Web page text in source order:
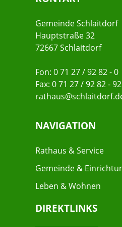
Gemeinde Schlaitdorf
Hauptstraße 32
72667 Schlaitdorf
Fon: 0 71 27 / 92 82 - 0
Fax: 0 71 27 / 92 82 - 92
NAVIGATION
Rathaus & Service
Gemeinde &
Leben & Wohnen
DIREKTLINKS